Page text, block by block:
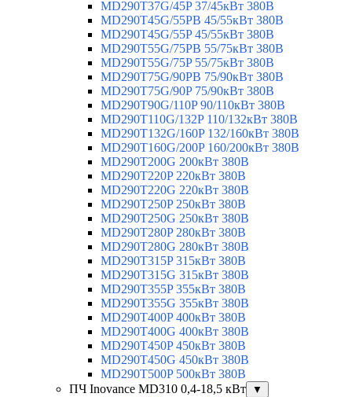
MD290T37G/45P 37/45кВт 380В
MD290T45G/55PB 45/55кВт 380В
MD290T45G/55P 45/55кВт 380В
MD290T55G/75PB 55/75кВт 380В
MD290T55G/75P 55/75кВт 380В
MD290T75G/90PB 75/90кВт 380В
MD290T75G/90P 75/90кВт 380В
MD290T90G/110P 90/110кВт 380В
MD290T110G/132P 110/132кВт 380В
MD290T132G/160P 132/160кВт 380В
MD290T160G/200P 160/200кВт 380В
MD290T200G 200кВт 380В
MD290T220P 220кВт 380В
MD290T220G 220кВт 380В
MD290T250P 250кВт 380В
MD290T250G 250кВт 380В
MD290T280P 280кВт 380В
MD290T280G 280кВт 380В
MD290T315P 315кВт 380В
MD290T315G 315кВт 380В
MD290T355P 355кВт 380В
MD290T355G 355кВт 380В
MD290T400P 400кВт 380В
MD290T400G 400кВт 380В
MD290T450P 450кВт 380В
MD290T450G 450кВт 380В
MD290T500P 500кВт 380В
ПЧ Inovance MD310 0,4-18,5 кВт
▼